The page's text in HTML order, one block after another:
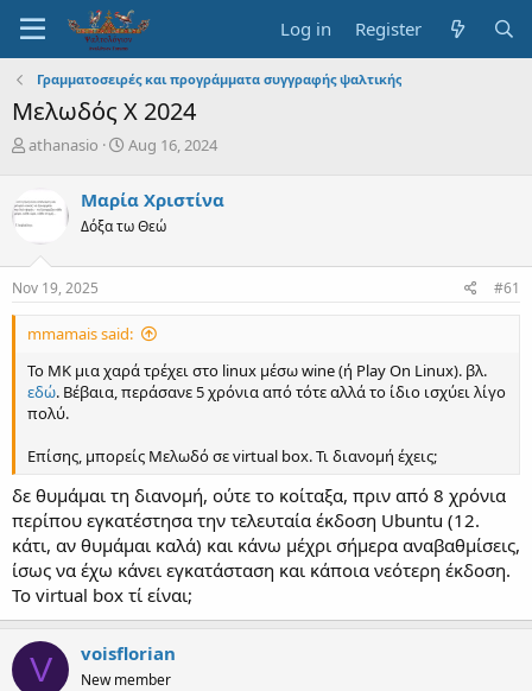
Log in Register
Γραμματοσειρές και προγράμματα συγγραφής ψαλτικής
Μελωδός Χ 2024
T
e
a
s
t
r
e
r
athanasio
S
r
t
a
Aug 16, 2024
Μαρία Χριστίνα
Δόξα τω Θεώ
Nov 19, 2025 #61
mmamais said:
Το ΜΚ μια χαρά τρέχει στο linux μέσω wine (ή Play On Linux). βλ.
εδώ. Βέβαια, περάσανε 5 χρόνια από τότε αλλά το ίδιο ισχύει λίγο
πολύ.
Επίσης, μπορείς Μελωδό σε virtual box. Τι διανομή έχεις;
δε θυμάμαι τη διανομή, ούτε το κοίταξα, πριν από 8 χρόνια
περίπου εγκατέστησα την τελευταία έκδοση Ubuntu (12.
κάτι, αν θυμάμαι καλά) και κάνω μέχρι σήμερα αναβαθμίσεις,
ίσως να έχω κάνει εγκατάσταση και κάποια νεότερη έκδοση.
Το virtual box τί είναι;
V voisflorian
New member